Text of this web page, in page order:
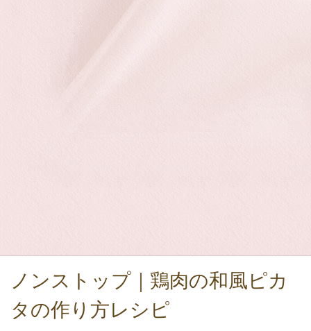
ノンストップ｜鶏肉の和風ピカ
タの作り方レシピ